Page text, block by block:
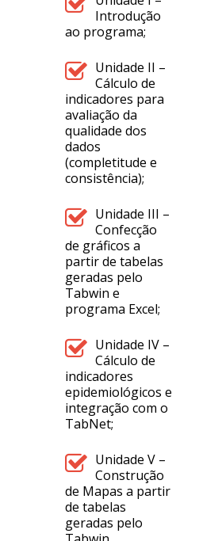
Introdução
ao programa;
Unidade II –
Cálculo de
indicadores para
avaliação da
qualidade dos
dados
(completitude e
consistência);
Unidade III –
Confecção
de gráficos a
partir de tabelas
geradas pelo
Tabwin e
programa Excel;
Unidade IV –
Cálculo de
indicadores
epidemiológicos e
integração com o
TabNet;
Unidade V –
Construção
de Mapas a partir
de tabelas
geradas pelo